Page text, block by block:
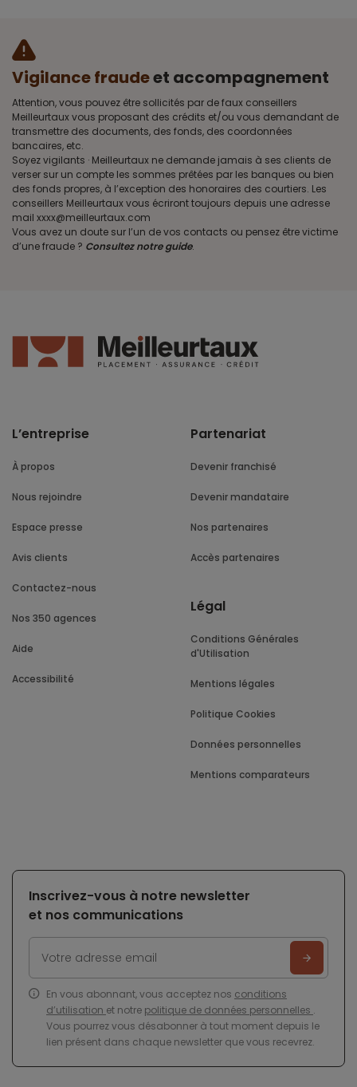
Vigilance fraudeet accompagnement
Attention, vous pouvez être sollicités par de faux conseillers
Meilleurtaux vous proposant des crédits et/ou vous demandant de
transmettre des documents, des fonds, des coordonnées
bancaires, etc.
Soyez vigilants · Meilleurtaux ne demande jamais à ses clients de
verser sur un compte les sommes prêtées par les banques ou bien
des fonds propres, à l’exception des honoraires des courtiers. Les
conseillers Meilleurtaux vous écriront toujours depuis une adresse
mail xxxx@meilleurtaux.com
Vous avez un doute sur l’un de vos contacts ou pensez être victime
d’une fraude ? Consultez notre guide.
L’entreprise
À propos
Nous rejoindre
Espace presse
Avis clients
Contactez-nous
Nos 350 agences
Aide
Accessibilité
Partenariat
Devenir franchisé
Devenir mandataire
Nos partenaires
Accès partenaires
Légal
Conditions Générales
d'Utilisation
Mentions légales
Politique Cookies
Données personnelles
Mentions comparateurs
Inscrivez-vous à notre newsletter
et nos communications
En vous abonnant, vous acceptez nos conditions
d’utilisation et notre politique de données personnelles .
Vous pourrez vous désabonner à tout moment depuis le
lien présent dans chaque newsletter que vous recevrez.